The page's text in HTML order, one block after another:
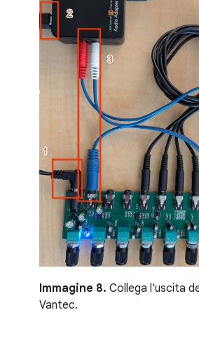
Immagine 8. Collega l'uscita
Vantec.